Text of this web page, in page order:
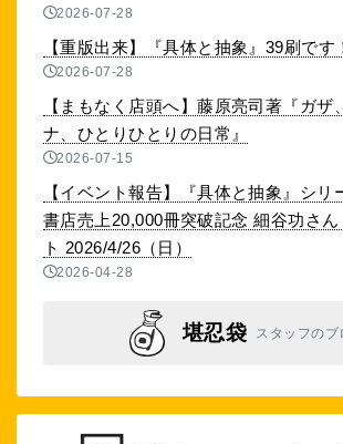
2026-07-28
【重版出来】『具体と抽象』39刷です
2026-07-28
【まもなく店頭へ】藤原亮司著『ガザ
ナ、ひとりひとりの日常』
2026-07-15
【イベント報告】『具体と抽象』シリ
書店売上20,000冊突破記念 細谷功さ
ト 2026/4/26（日）
2026-04-28
堪忍袋 スタッフのブ